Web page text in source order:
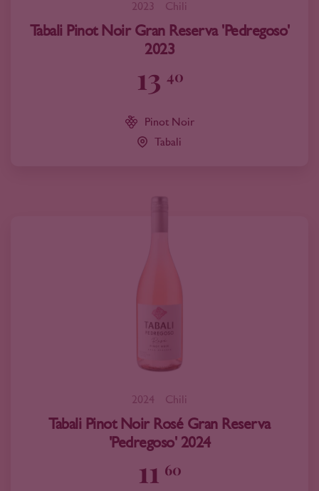
2023 Chili
Tabali Pinot Noir Gran Reserva 'Pedregoso'
2023
13 40
Pinot Noir
Tabali
2024 Chili
Tabali Pinot Noir Rosé Gran Reserva
'Pedregoso' 2024
11 60